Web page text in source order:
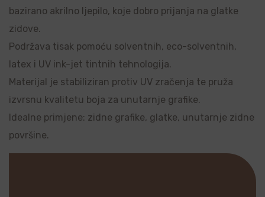
bazirano akrilno ljepilo, koje dobro prijanja na glatke
zidove.
Podržava tisak pomoću solventnih, eco-solventnih,
latex i UV ink-jet tintnih tehnologija.
Materijal je stabiliziran protiv UV zračenja te pruža
izvrsnu kvalitetu boja za unutarnje grafike.
Idealne primjene: zidne grafike, glatke, unutarnje zidne
površine.